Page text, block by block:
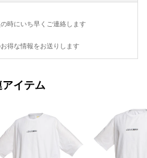
時にいち早くご連絡します
得な情報をお送りします
アイテム